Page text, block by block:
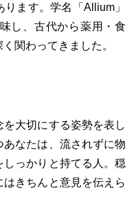
ます。学名「Allium」
し、古代から薬用・食
関わってきました。
大切にする姿勢を表し
なたは、流されずに物
っかりと持てる人。穏
きちんと意見を伝えら